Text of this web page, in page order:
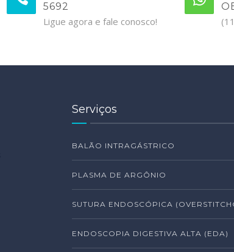
5692
Ligue agora e fale conosco!
Serviços
BALÃO INTRAGÁSTRICO
PLASMA DE ARGÔNIO
SUTURA ENDOSCÓPICA
ENDOSCOPIA DIGESTIVA ALTA (EDA)